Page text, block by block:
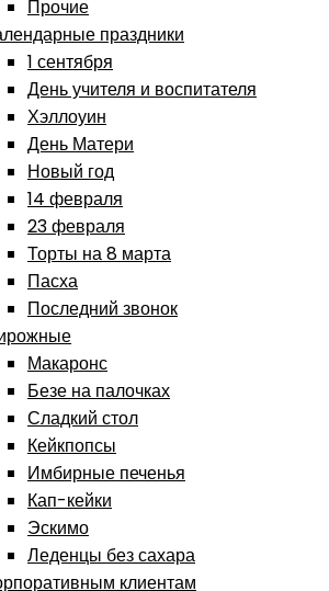
Прочие
праздники
1 сентября
День учителя и воспитателя
Хэллоуин
День Матери
Новый год
14 февраля
23 февраля
Торты на 8 марта
Пасха
Последний звонок
Макаронс
Безе на палочках
Сладкий стол
Кейкпопсы
Имбирные печенья
Кап-кейки
Эскимо
Леденцы без сахара
клиентам